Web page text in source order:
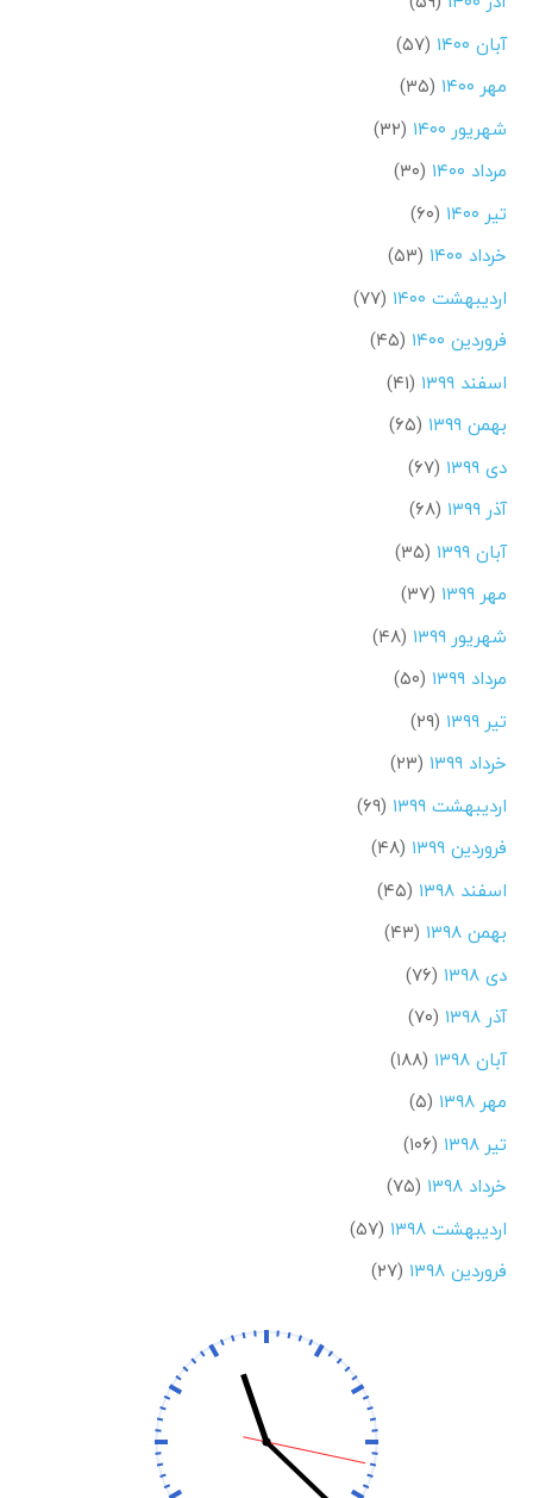
آبان ۱۴۰۰
(۵۷)
مهر ۱۴۰۰
(۳۵)
شهریور ۱۴۰۰
(۳۲)
مرداد ۱۴۰۰
(۳۰)
تیر ۱۴۰۰
(۶۰)
خرداد ۱۴۰۰
(۵۳)
اردیبهشت ۱۴۰۰
(۷۷)
فروردین ۱۴۰۰
(۴۵)
اسفند ۱۳۹۹
(۴۱)
بهمن ۱۳۹۹
(۶۵)
دی ۱۳۹۹
(۶۷)
آذر ۱۳۹۹
(۶۸)
آبان ۱۳۹۹
(۳۵)
مهر ۱۳۹۹
(۳۷)
شهریور ۱۳۹۹
(۴۸)
مرداد ۱۳۹۹
(۵۰)
تیر ۱۳۹۹
(۲۹)
خرداد ۱۳۹۹
(۲۳)
اردیبهشت ۱۳۹۹
(۶۹)
فروردین ۱۳۹۹
(۴۸)
اسفند ۱۳۹۸
(۴۵)
بهمن ۱۳۹۸
(۴۳)
دی ۱۳۹۸
(۷۶)
آذر ۱۳۹۸
(۷۰)
آبان ۱۳۹۸
(۱۸۸)
مهر ۱۳۹۸
(۵)
تیر ۱۳۹۸
(۱۰۶)
خرداد ۱۳۹۸
(۷۵)
اردیبهشت ۱۳۹۸
(۵۷)
فروردین ۱۳۹۸
(۲۷)